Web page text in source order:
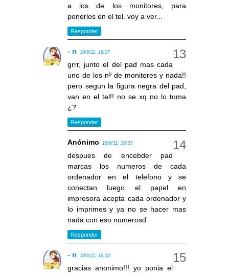
a los de los monitores, para
ponerlos en el tel. voy a ver...
Responder
- n 18/6/11, 16:27
grrr, junto el del pad mas cada
uno de los nº de monitores y nada!!
pero segun la figura negra del pad,
van en el tel!! no se xq no lo toma
¿?
Responder
Anónimo 18/6/11, 16:33
despues de encebder pad
marcas los numeros de cada
ordenador en el telefono y se
conectan luego el papel en
impresora acepta cada ordenador y
lo imprimes y ya no se hacer mas
nada con eso numerosd
Responder
- n 18/6/11, 16:35
gracias anonimo!!! yo ponia el